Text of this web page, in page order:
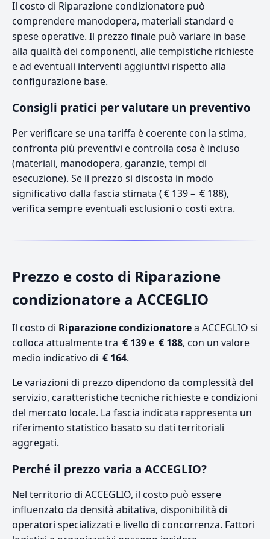
Il costo di Riparazione condizionatore può
comprendere manodopera, materiali standard e
spese operative. Il prezzo finale può variare in base
alla qualità dei componenti, alle tempistiche richieste
e ad eventuali interventi aggiuntivi rispetto alla
configurazione base.
Consigli pratici per valutare un preventivo
Per verificare se una tariffa è coerente con la stima,
confronta più preventivi e controlla cosa è incluso
(materiali, manodopera, garanzie, tempi di
esecuzione). Se il prezzo si discosta in modo
significativo dalla fascia stimata ( € 139 – € 188),
verifica sempre eventuali esclusioni o costi extra.
Prezzo e costo di Riparazione
condizionatore a ACCEGLIO
Il costo di Riparazione condizionatorea ACCEGLIO si
colloca attualmente tra € 139e € 188, con un valore
medio indicativo di € 164.
Le variazioni di prezzo dipendono da complessità del
servizio, caratteristiche tecniche richieste e condizioni
del mercato locale. La fascia indicata rappresenta un
riferimento statistico basato su dati territoriali
aggregati.
Perché il prezzo varia a ACCEGLIO?
Nel territorio di ACCEGLIO, il costo può essere
influenzato da densità abitativa, disponibilità di
operatori specializzati e livello di concorrenza. Fattori